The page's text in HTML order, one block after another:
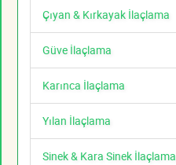
Çıyan & Kırkayak İlaçlama
Güve İlaçlama
Karınca İlaçlama
Yılan İlaçlama
Sinek & Kara Sinek İlaçlama